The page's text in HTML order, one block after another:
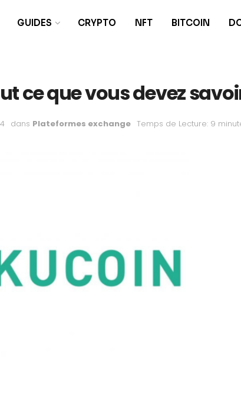
GUIDES CRYPTO NFT BITCOIN
ce que vous devez
dans Plateformes exchange Temps de Lecture: 9